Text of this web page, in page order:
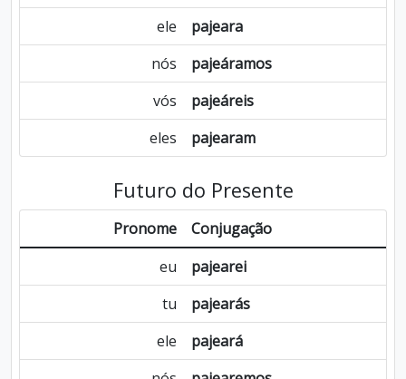
ele
pajeara
nós
pajeáramos
vós
pajeáreis
eles
pajearam
Futuro do Presente
Pronome
Conjugação
eu
pajearei
tu
pajearás
ele
pajeará